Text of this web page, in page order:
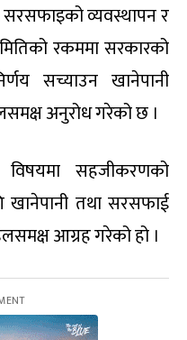
सरसफाइको व्यवस्थापन र
रकममा सरकारको
सच्याउन खानेपानी
अनुरोध गरेको छ ।
सहजीकरणको
खानेपानी तथा सरसफाई
आग्रह गरेको हो ।